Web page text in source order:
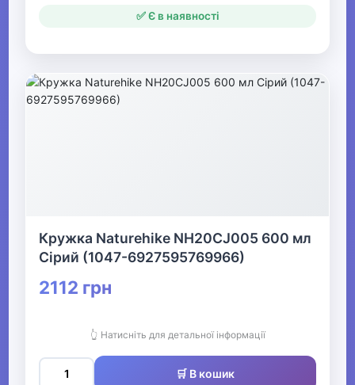
✅ Є в наявності
Кружка Naturehike NH20CJ005 600 мл
Сірий (1047-6927595769966)
2112 грн
👆 Натисніть для детальної інформації
🛒 В кошик